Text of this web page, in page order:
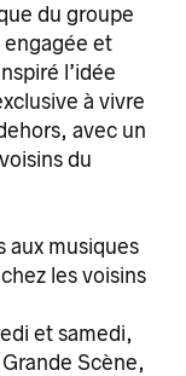
du groupe
et
l’idée
à vivre
avec un
du
aux musiques
les voisins
et samedi,
Scène,